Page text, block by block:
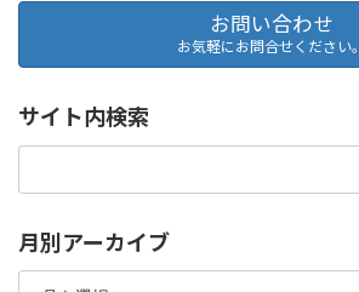
お問い合わせ
お気軽にお問合せください。
サイト内検索
月別アーカイブ
月